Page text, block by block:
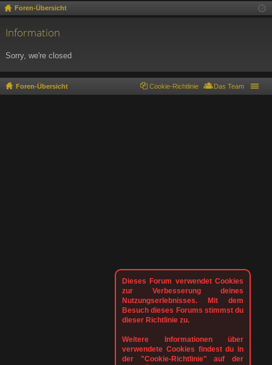
en lie m
Foren-Übersicht
Information
Sorry, we're closed
Dieses Forum verwendet Cookies
zur Verbesserung deines
Nutzungserlebnisses. Mit dem
Besuch dieses Forums stimmst du
dieser Richtlinie zu.
Weitere Informationen über
verwendete Cookies findest du in
der "Cookie-Richtlinie" auf der
Foren-Übersicht Das Team
Cookie-Richtlinie